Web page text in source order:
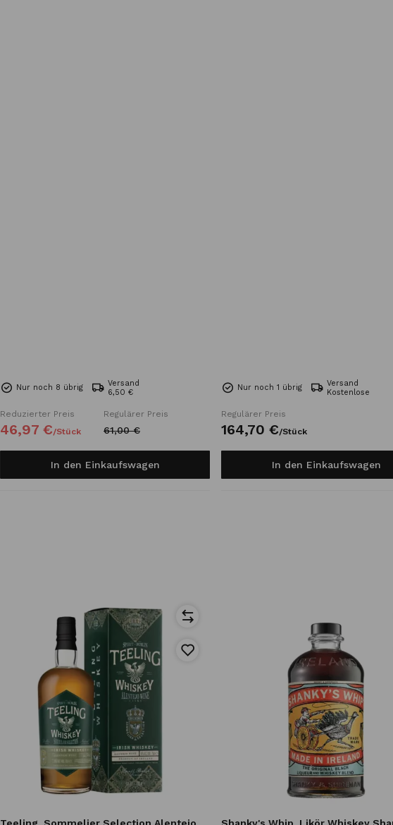
Nur noch 8 übrig
Versand
6,50 €
Reduzierter Preis
46,97 €/Stück
Regulärer Preis
61,00 €
In den Einkaufswagen
Nur noch 1 übrig
Versand
Kostenlose
Regulärer Preis
164,70 €/Stück
In den Einkaufswagen